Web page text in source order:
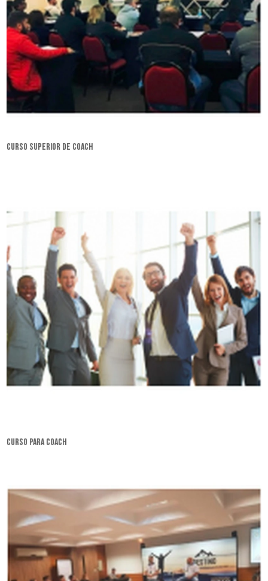
curso superior de coach
curso para coach